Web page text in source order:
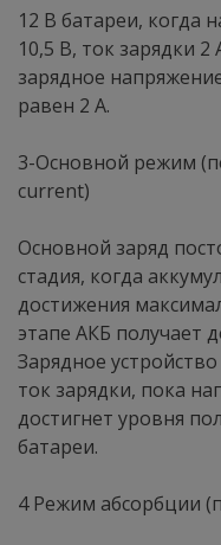
12 В батареи, когда
10,5 В, ток зарядки 2
зарядное
равен 2 А.
3-Основной режим
current)
Основной заряд
стадия, когда
достижения
этапе АКБ получает
Зарядное
ток зарядки, пока
достигнет уровня
батареи.
4 Режим абсорбции